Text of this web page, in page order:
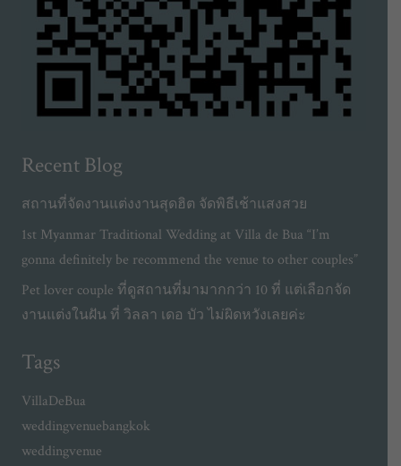
Recent Blog
สถานที่จัดงานแต่งงานสุดฮิต จัดพิธีเช้าแสงสวย
1st Myanmar Traditional Wedding at Villa de Bua “I’m
gonna definitely be recommend the venue to other couples”
Pet lover couple ที่ดูสถานที่มามากกว่า 10 ที่ แต่เลือกจัด
งานแต่งในฝัน ที่ วิลลา เดอ บัว ไม่ผิดหวังเลยค่ะ
Tags
VillaDeBua
weddingvenuebangkok
weddingvenue